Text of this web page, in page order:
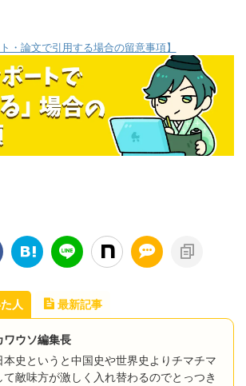
ト・論文で引用する場合の留意事項】
人 最新記事
ワウソ編集長
本史というと中国史や世界史よりチマチマ
て敵味方が激しく入れ替わるのでとっつき